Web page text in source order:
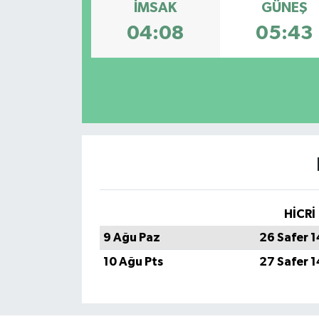
İMSAK
04:08
GÜNEŞ
05:43
HİCRİ
9 Ağu Paz
26 Safer
10 Ağu Pts
27 Safer